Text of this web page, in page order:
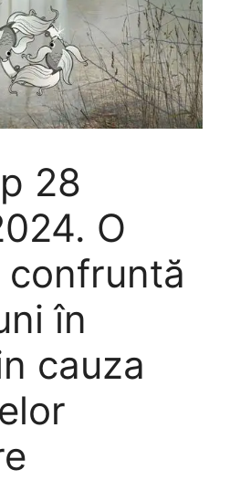
28
O
confruntă
în
cauza